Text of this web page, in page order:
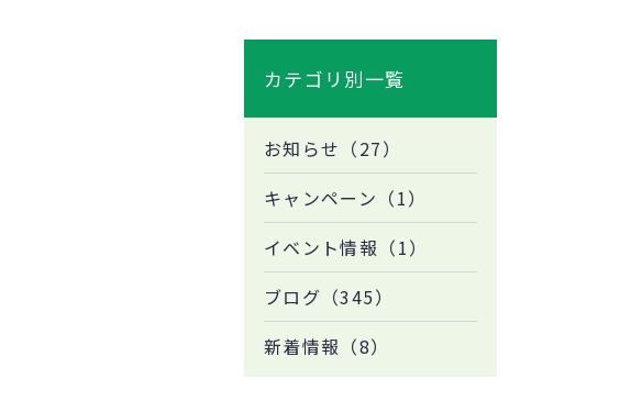
カテゴリ別一覧
お知らせ（27）
キャンペーン（1）
イベント情報（1）
ブログ（345）
新着情報（8）